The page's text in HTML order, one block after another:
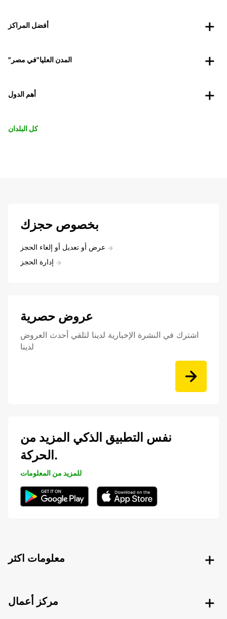
أفضل المراكز
"المدن العليا"في مصر
أهم الدول
كل البلدان
بخصوص حجزك
عرض أو تعديل أو إلغاء الحجز
إدارة الحجز
عروض حصرية
اشترك في النشرة الإخبارية لدينا لتلقي أحدث العروض
لدينا
نفس التطبيق الذكي المزيد من
الحركة.
للمزيد من المعلومات
معلومات اكثر
مركز أعمال